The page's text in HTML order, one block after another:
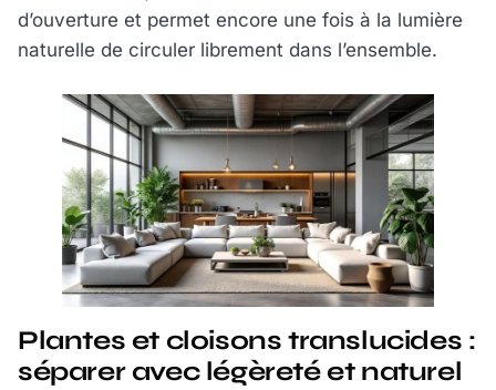
d’ouverture et permet encore une fois à la lumière
naturelle de circuler librement dans l’ensemble.
Plantes et cloisons translucides :
séparer avec légèreté et naturel